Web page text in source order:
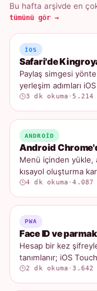
Bu hafta arşivde en
tümünü gör →
IOS
Safari'de
Paylaş simgesi
yerleşim adımları
3 dk okuma ·5.214
ANDROID
Android
Menü içinden yükle,
kısayol oluşturma
4 dk okuma ·4.087
PWA
Face ID ve
Hesap bir kez
tanımlanır; iOS
2 dk okuma ·3.642